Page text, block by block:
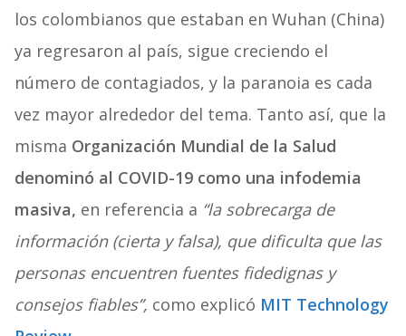
los colombianos que estaban en Wuhan (China)
ya regresaron al país, sigue creciendo el
número de contagiados, y la paranoia es cada
vez mayor alrededor del tema. Tanto así, que la
misma Organización Mundial de la Salud
denominó al COVID-19 como una infodemia
masiva, en referencia a “la sobrecarga de
información (cierta y falsa), que dificulta que las
personas encuentren fuentes fidedignas y
consejos fiables”, como explicó MIT Technology